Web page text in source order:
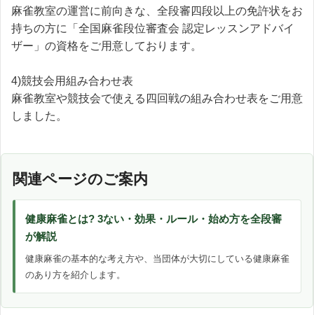
麻雀教室の運営に前向きな、全段審四段以上の免許状をお
持ちの方に「全国麻雀段位審査会 認定レッスンアドバイ
ザー」の資格をご用意しております。
4)競技会用組み合わせ表
麻雀教室や競技会で使える四回戦の組み合わせ表をご用意
しました。
関連ページのご案内
健康麻雀とは? 3ない・効果・ルール・始め方を全段審
が解説
健康麻雀の基本的な考え方や、当団体が大切にしている健康麻雀
のあり方を紹介します。